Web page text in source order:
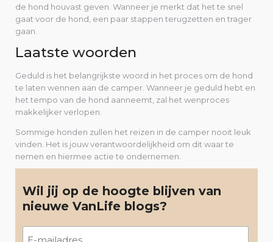
de hond houvast geven. Wanneer je merkt dat het te snel
gaat voor de hond, een paar stappen terugzetten en trager
gaan.
Laatste woorden
Geduld is het belangrijkste woord in het proces om de hond
te laten wennen aan de camper. Wanneer je geduld hebt en
het tempo van de hond aanneemt, zal het wenproces
makkelijker verlopen.
Sommige honden zullen het reizen in de camper nooit leuk
vinden. Het is jouw verantwoordelijkheid om dit waar te
nemen en hiermee actie te ondernemen.
Wil jij op de hoogte blijven van
nieuwe VanLife blogs?